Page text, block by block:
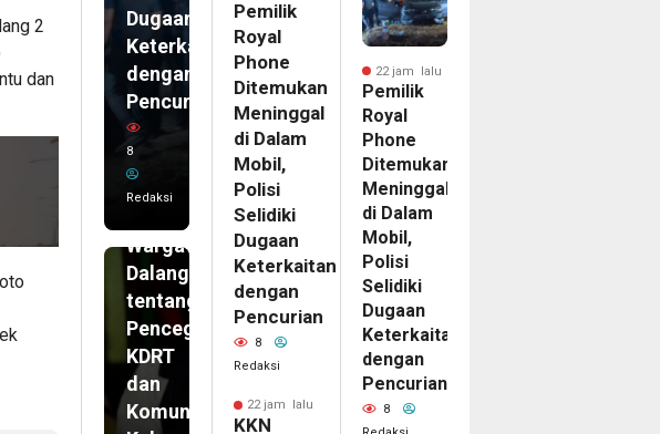
2
dan
Dugaan
Keterkaitan
dengan
Pencurian
8
Redaksi
22
jam
KKN
Undip
Edukasi
Warga
Dalangan
tentang
Pencegahan
KDRT
dan
Komunikasi
Pemilik
Royal
Phone
Ditemukan
Meninggal
di Dalam
Mobil,
Polisi
Selidiki
Dugaan
Keterkaitan
dengan
Pencurian
8
Redaksi
22 jam lalu
KKN
22 jam lalu
Pemilik
Royal
Phone
Ditemukan
Meninggal
di Dalam
Mobil,
Polisi
Selidiki
Dugaan
Keterkaitan
dengan
Pencurian
8